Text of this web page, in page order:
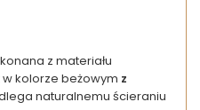
z materiału
kolorze beżowym z
naturalnemu ścieraniu